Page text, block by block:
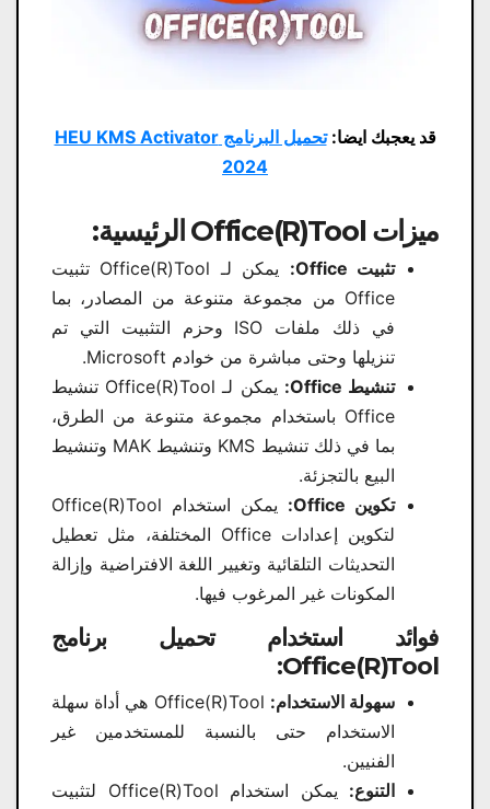
قد يعجبك ايضا:
تحميل البرنامج HEU KMS Activator
2024
ميزات Office(R)Tool الرئيسية:
تثبيت Office:
يمكن لـ Office(R)Tool تثبيت
Office من مجموعة متنوعة من المصادر، بما
في ذلك ملفات ISO وحزم التثبيت التي تم
تنزيلها وحتى مباشرة من خوادم Microsoft.
تنشيط Office:
يمكن لـ Office(R)Tool تنشيط
Office باستخدام مجموعة متنوعة من الطرق،
بما في ذلك تنشيط KMS وتنشيط MAK وتنشيط
البيع بالتجزئة.
تكوين Office:
يمكن استخدام Office(R)Tool
لتكوين إعدادات Office المختلفة، مثل تعطيل
التحديثات التلقائية وتغيير اللغة الافتراضية وإزالة
المكونات غير المرغوب فيها.
فوائد استخدام تحميل برنامج
Office(R)Tool:
سهولة الاستخدام:
Office(R)Tool هي أداة سهلة
الاستخدام حتى بالنسبة للمستخدمين غير
الفنيين.
التنوع:
يمكن استخدام Office(R)Tool لتثبيت